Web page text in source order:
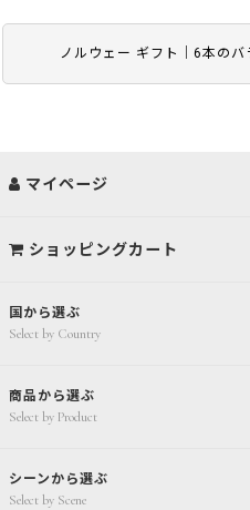
ノルウェー ギフト｜6本の
国から選ぶ
Select by Country
商品から選ぶ
Select by Product
シーンから選ぶ
Select by Scene
マイページ
ショッピングカート